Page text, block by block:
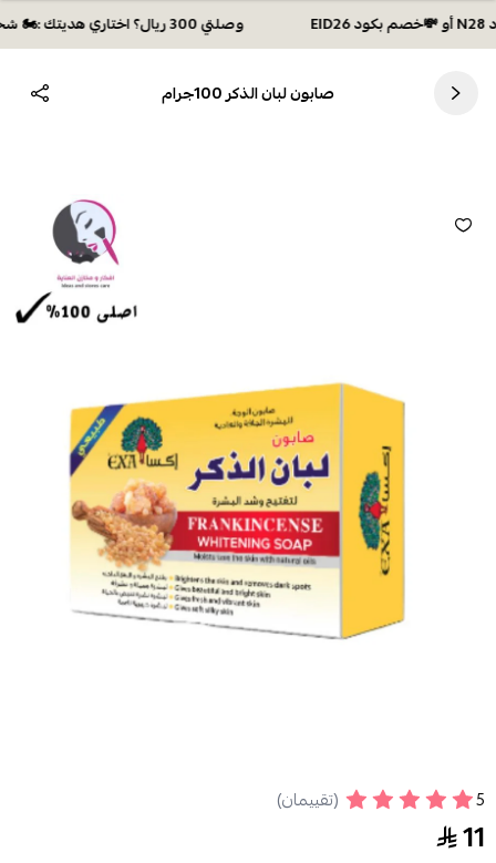
وصلتي 300 ريال؟ اختاري هديتك :🏍 شحن مجاني بكود N28 أو 💸خصم بكود EID26
صابون لبان الذكر 100جرام
صابون لبان الذكر 100جرام
5 (تقييمان)
11